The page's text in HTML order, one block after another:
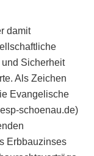
damit
und Sicherheit
Als Zeichen
Evangelische
schoenau.de)
Erbbauzinses